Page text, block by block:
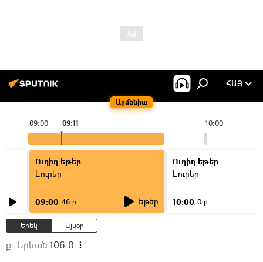
Արմենիա
ՀԱՅ
09:00 10:00
09:11
Ուղիղ եթեր
Լուրեր
09:00 46 ր Եթեր
Ուղիղ եթեր
Լուրեր
10:00 0 ր
Երեկ Այսօր
ք. Երևան 106.0